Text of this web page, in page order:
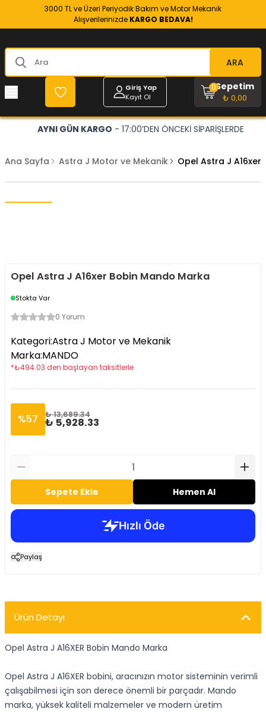
3000 TL ve Üzeri Periyodik Bakım ve Motor Mekanik
Alışverilerinizde KARGO BEDAVA!
ARA
Giriş Yap
Kayıt Ol
Sepetim
₺ 0,00
0
AYNI GÜN KARGO - 17:00’DEN ÖNCEKİ SİPARİŞLERDE
Ana Sayfa Astra J Motor ve Mekanik Opel Astra J
Opel Astra J A16xer Bobin Mando Marka
Stokta Var
0 Yorum
Kategori:Astra J Motor ve Mekanik
Marka:MANDO
*₺494.03 den başlayan taksitlerle
%57 ₺ 13,689.34
₺ 5,928.33
Sepete Ekle Hemen Al
Paylaş
Ürün Detayı
Opel Astra J A16XER Bobin Mando Marka
Opel Astra J A16XER bobini, aracınızın motor sisteminin verimli
çalışabilmesi için son derece önemli bir parçadır. Mando
marka, yüksek kaliteli malzemeler ve modern üretim